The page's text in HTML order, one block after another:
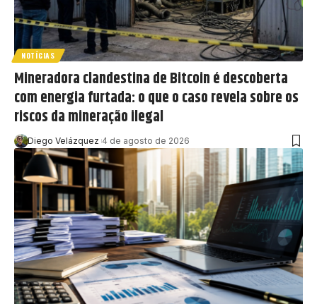
NOTÍCIAS
Mineradora clandestina de Bitcoin é descoberta
com energia furtada: o que o caso revela sobre os
riscos da mineração ilegal
Diego Velázquez 4 de agosto de 2026